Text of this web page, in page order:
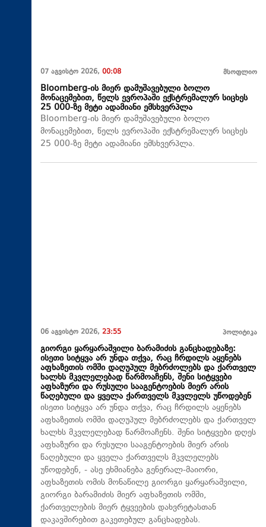
07 აგვისტო 2026, 00:08 მსოფლიო
Bloomberg-ის მიერ დამუშავებული ბოლო
მონაცემებით, წელს ევროპაში ექსტრემალურ სიცხეს
25 000-ზე მეტი ადამიანი ემსხვერპლა
Bloomberg-ის მიერ დამუშავებული ბოლო
მონაცემებით, წელს ევროპაში ექსტრემალურ სიცხეს
25 000-ზე მეტი ადამიანი ემსხვერპლა.
06 აგვისტო 2026, 23:55 პოლიტიკა
გიორგი ყარყარაშვილი ბარამიძის განცხადებაზე:
ისეთი სიტყვა არ უნდა თქვა, რაც ჩრდილს აყენებს
აფხაზეთის ომში დაღუპულ მებრძოლებს და ქართველ
ხალხს მკვლელებად წარმოაჩენს, შენი სიტყვები
აფხაზური და რუსული სააგენტოების მიერ არის
წაღებული და ყველა ქართველს მკვლელს უწოდებენ
ისეთი სიტყვა არ უნდა თქვა, რაც ჩრდილს აყენებს
აფხაზეთის ომში დაღუპულ მებრძოლებს და ქართველ
ხალხს მკვლელებად წარმოაჩენს. შენი სიტყვები დღეს
აფხაზური და რუსული სააგენტოების მიერ არის
წაღებული და ყველა ქართველს მკვლელებს
უწოდებენ, - ასე ეხმიანება გენერალ-მაიორი,
აფხაზეთის ომის მონაწილე გიორგი ყარყარაშვილი,
გიორგი ბარამიძის მიერ აფხაზეთის ომში,
ქართველების მიერ ტყვეების დახვრეტასთან
დაკავშირებით გაკეთებულ განცხადებას.